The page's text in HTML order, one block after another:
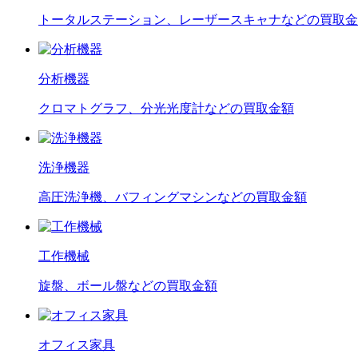
トータルステーション、レーザースキャナなどの買取
分析機器
クロマトグラフ、分光光度計などの買取金額
洗浄機器
高圧洗浄機、バフィングマシンなどの買取金額
工作機械
旋盤、ボール盤などの買取金額
オフィス家具